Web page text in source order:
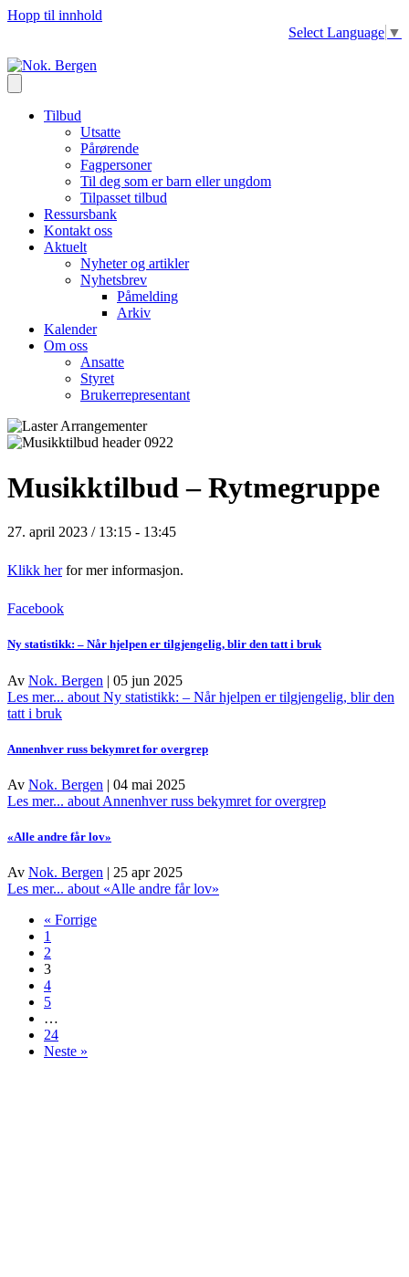
Hopp til innhold
Select Language ▼
Tilbud
Utsatte
Pårørende
Fagpersoner
Til deg som er barn eller ungdom
Tilpasset tilbud
Ressursbank
Kontakt oss
Aktuelt
Nyheter og artikler
Nyhetsbrev
Påmelding
Arkiv
Kalender
Om oss
Ansatte
Styret
Brukerrepresentant
Musikktilbud – Rytmegruppe
27. april 2023 / 13:15 - 13:45
Klikk herfor mer informasjon.
Facebook
Ny statistikk: – Når hjelpen er tilgjengelig, blir den tatt i bruk
Av Nok. Bergen | 05 jun 2025
Les mer... about Ny statistikk: – Når hjelpen er tilgjengelig, blir den
tatt i bruk
Annenhver russ bekymret for overgrep
Av Nok. Bergen | 04 mai 2025
Les mer... about Annenhver russ bekymret for overgrep
«Alle andre får lov»
Av Nok. Bergen | 25 apr 2025
Les mer... about «Alle andre får lov»
« Forrige
1
2
3
4
5
…
24
Neste »